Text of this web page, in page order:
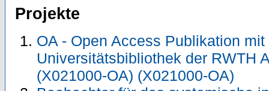
Projekte
OA - Open Access Publikation
Universitätsbibliothek der RWTH
(X021000-OA) (X021000-OA)